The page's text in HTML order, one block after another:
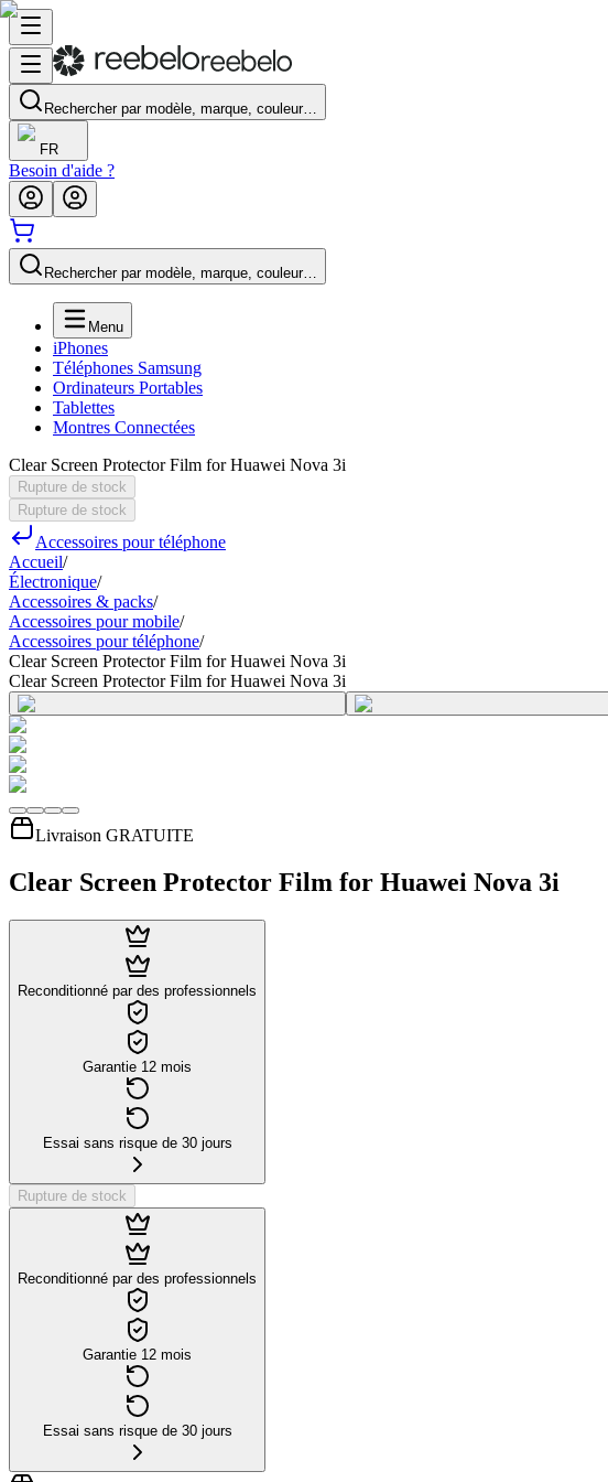
Rechercher par modèle, marque, couleur…
FR
Besoin d'aide ?
Rechercher par modèle, marque, couleur…
Menu
iPhones
Téléphones Samsung
Ordinateurs Portables
Tablettes
Montres Connectées
Clear Screen Protector Film for Huawei Nova 3i
Rupture de stock
Rupture de stock
Accessoires pour téléphone
Accueil/
Électronique/
Accessoires & packs/
Accessoires pour mobile/
Accessoires pour téléphone/
Clear Screen Protector Film for Huawei Nova 3i
Clear Screen Protector Film for Huawei Nova 3i
Livraison GRATUITE
Clear Screen Protector Film for Huawei Nova 3i
Reconditionné par des professionnels
Garantie 12 mois
Essai sans risque de 30 jours
Rupture de stock
Reconditionné par des professionnels
Garantie 12 mois
Essai sans risque de 30 jours